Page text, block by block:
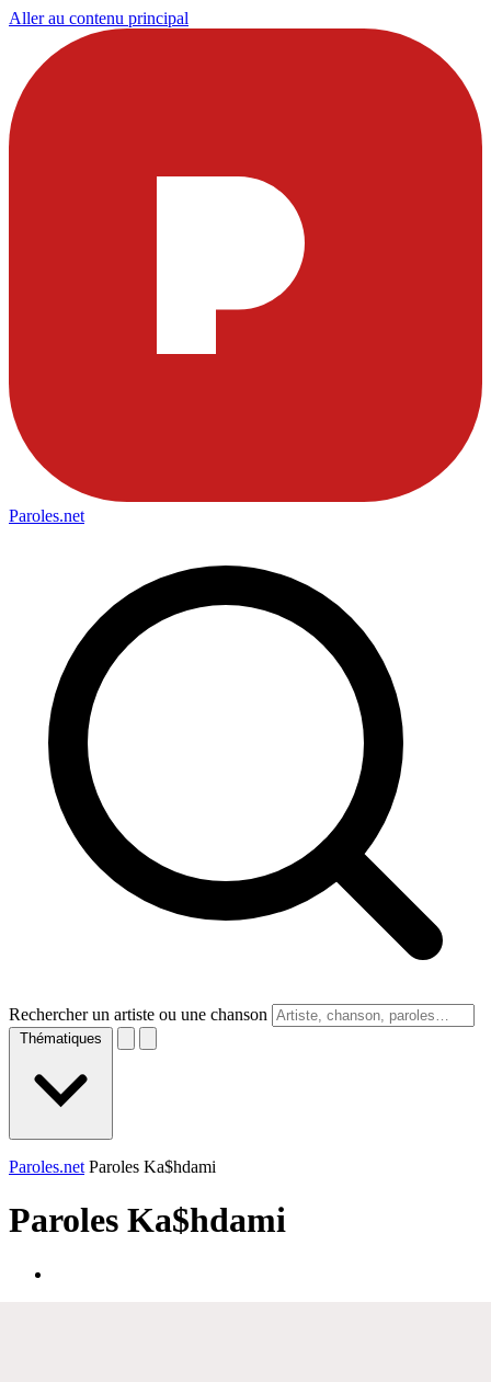
Aller au contenu principal
Paroles.net
Rechercher un artiste ou une chanson
Thématiques
Paroles.net Paroles Ka$hdami
Paroles Ka$hdami